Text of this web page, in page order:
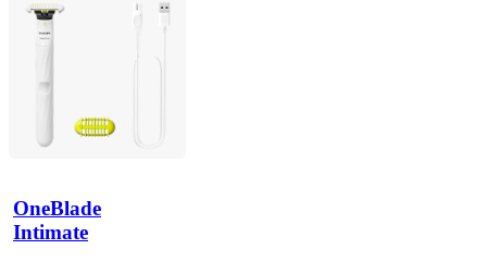
OneBlade
Intimate